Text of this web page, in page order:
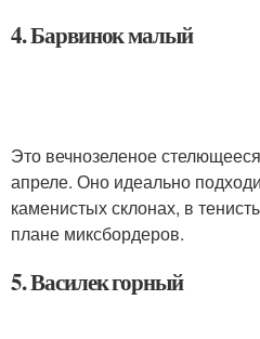
4. Барвинок малый
Это вечнозеленое
апреле. Оно идеально
каменистых склонах, в
плане миксбордеров.
5. Василек горный